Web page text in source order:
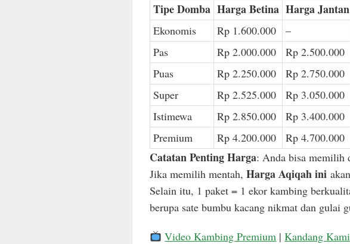
Tipe Domba Harga Betina Harga Jantan
Ekonomis Rp 1.600.000 –
Pas
Rp 2.000.000 Rp 2.500.000
Puas
Rp 2.250.000 Rp 2.750.000
Super
Rp 2.525.000 Rp 3.050.000
Istimewa
Rp 2.850.000 Rp 3.400.000
Premium
Rp 4.200.000 Rp 4.700.000
Catatan Penting Harga: Anda bisa memilih
Jika memilih mentah, Harga Aqiqah ini
Selain itu, 1 paket = 1 ekor kambing
berupa sate bumbu kacang nikmat dan gulai
Video Kambing Premium |Kandang Kami